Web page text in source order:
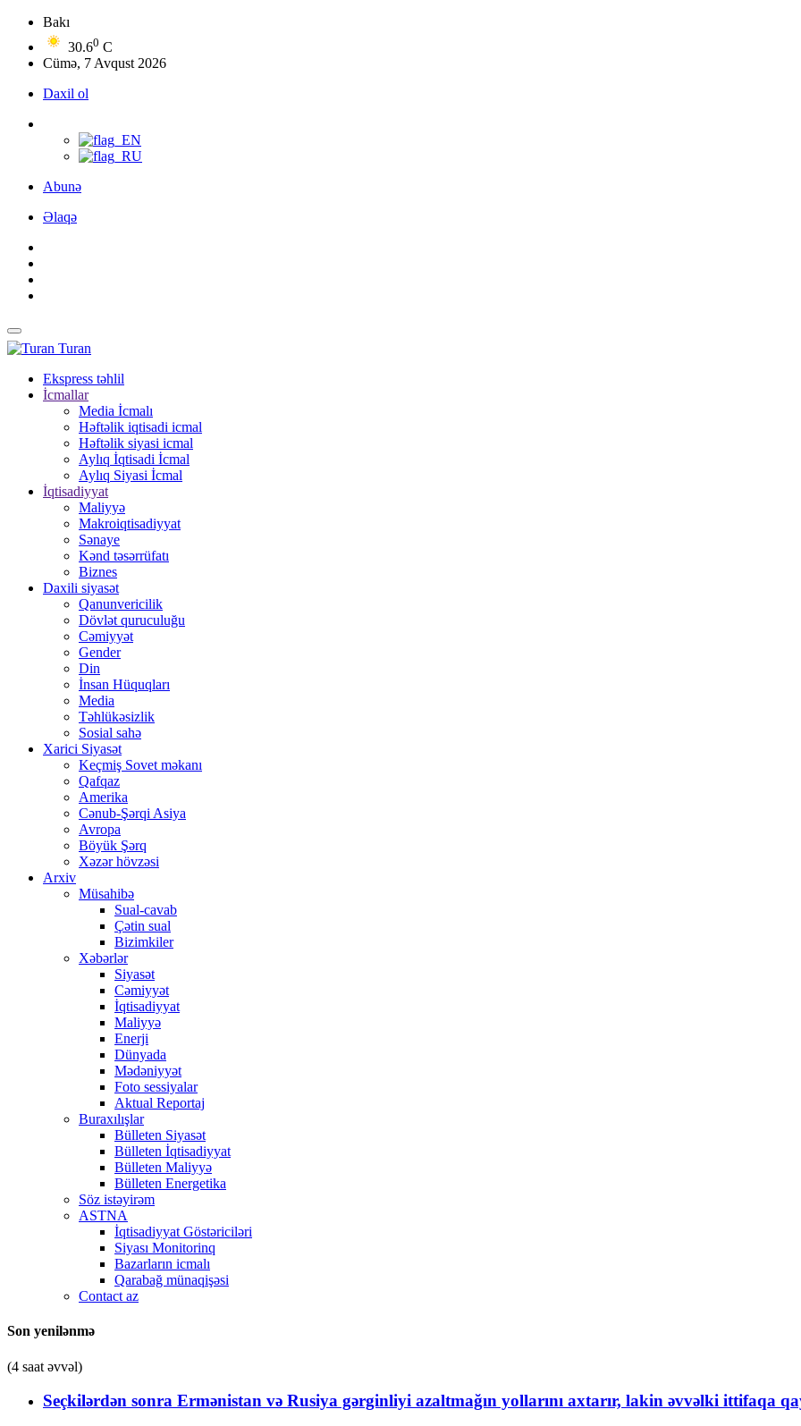
Bakı
30.60 C
Cümə, 7 Avqust 2026
Daxil ol
Abunə
Əlaqə
Turan
Ekspress təhlil
İcmallar
Media İcmalı
Həftəlik iqtisadi icmal
Həftəlik siyasi icmal
Aylıq İqtisadi İcmal
Aylıq Siyasi İcmal
İqtisadiyyat
Maliyyə
Makroiqtisadiyyat
Sənaye
Kənd təsərrüfatı
Biznes
Daxili siyasət
Qanunvericilik
Dövlət quruculuğu
Cəmiyyət
Gender
Din
İnsan Hüquqları
Media
Təhlükəsizlik
Sosial sahə
Xarici Siyasət
Keçmiş Sovet məkanı
Qafqaz
Amerika
Cənub-Şərqi Asiya
Avropa
Böyük Şərq
Xəzər hövzəsi
Arxiv
Müsahibə
Sual-cavab
Çətin sual
Bizimkiler
Xəbərlər
Siyasət
Cəmiyyət
İqtisadiyyat
Maliyyə
Enerji
Dünyada
Mədəniyyət
Foto sessiyalar
Aktual Reportaj
Buraxılışlar
Bülleten Siyasət
Bülleten İqtisadiyyat
Bülleten Maliyyə
Bülleten Energetika
Söz istəyirəm
ASTNA
İqtisadiyyat Göstəriciləri
Siyası Monitorinq
Bazarların icmalı
Qarabağ münaqişəsi
Contact az
Son yenilənmə
(4 saat əvvəl)
Seçkilərdən sonra Ermənistan və Rusiya gərginliyi azaltmağın yollarını axtarır, lakin əvvəlki ittifaqa